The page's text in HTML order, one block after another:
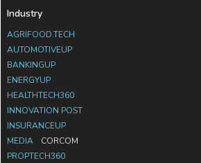
Industry
AGRIFOOD.TECH
AUTOMOTIVEUP
BANKINGUP
ENERGYUP
HEALTHTECH360
INNOVATION POST
INSURANCEUP
MEDIA
CORCOM
PROPTECH360